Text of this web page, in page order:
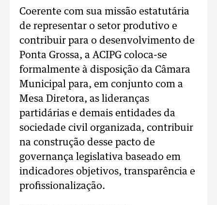
Coerente com sua missão estatutária
de representar o setor produtivo e
contribuir para o desenvolvimento de
Ponta Grossa, a ACIPG coloca-se
formalmente à disposição da Câmara
Municipal para, em conjunto com a
Mesa Diretora, as lideranças
partidárias e demais entidades da
sociedade civil organizada, contribuir
na construção desse pacto de
governança legislativa baseado em
indicadores objetivos, transparência e
profissionalização.